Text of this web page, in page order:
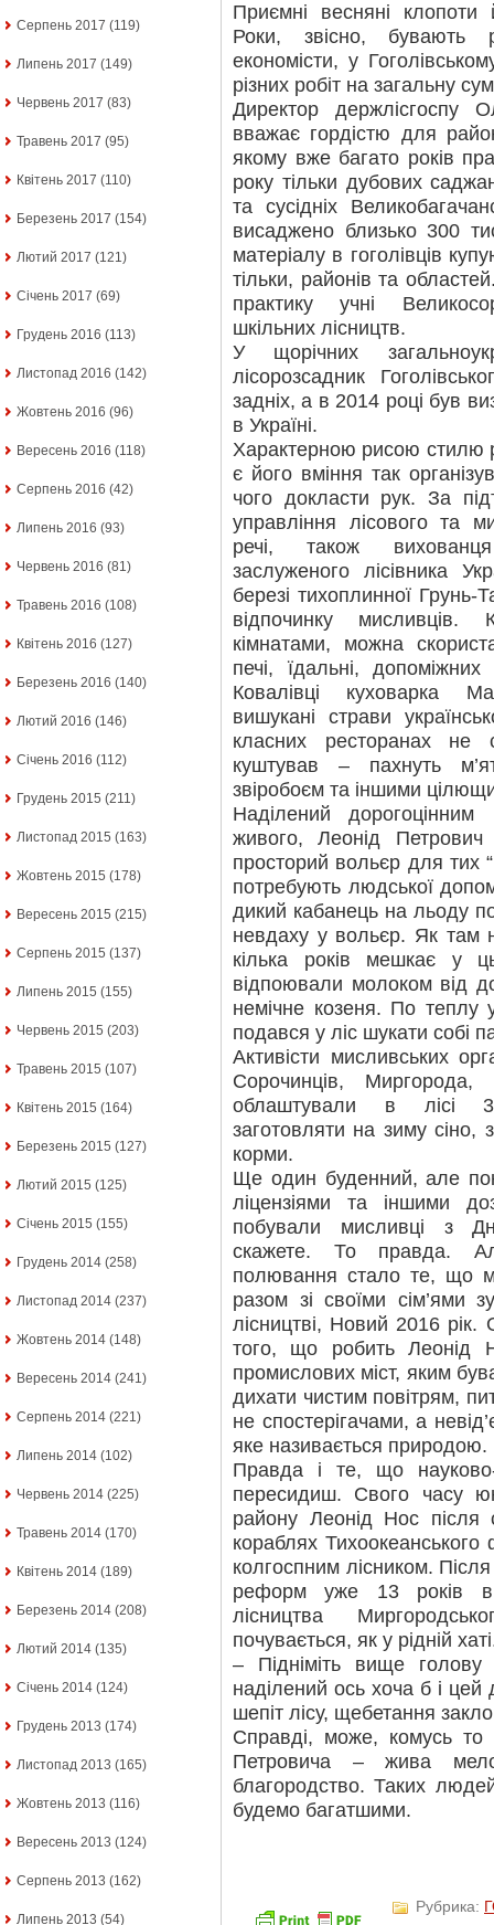
Серпень 2017 (119)
Липень 2017 (149)
Червень 2017 (83)
Травень 2017 (95)
Квітень 2017 (110)
Березень 2017 (154)
Лютий 2017 (121)
Січень 2017 (69)
Грудень 2016 (113)
Листопад 2016 (142)
Жовтень 2016 (96)
Вересень 2016 (118)
Серпень 2016 (42)
Липень 2016 (93)
Червень 2016 (81)
Травень 2016 (108)
Квітень 2016 (127)
Березень 2016 (140)
Лютий 2016 (146)
Січень 2016 (112)
Грудень 2015 (211)
Листопад 2015 (163)
Жовтень 2015 (178)
Вересень 2015 (215)
Серпень 2015 (137)
Липень 2015 (155)
Червень 2015 (203)
Травень 2015 (107)
Квітень 2015 (164)
Березень 2015 (127)
Лютий 2015 (125)
Січень 2015 (155)
Грудень 2014 (258)
Листопад 2014 (237)
Жовтень 2014 (148)
Вересень 2014 (241)
Серпень 2014 (221)
Липень 2014 (102)
Червень 2014 (225)
Травень 2014 (170)
Квітень 2014 (189)
Березень 2014 (208)
Лютий 2014 (135)
Січень 2014 (124)
Грудень 2013 (174)
Листопад 2013 (165)
Жовтень 2013 (116)
Вересень 2013 (124)
Серпень 2013 (162)
Липень 2013 (54)
Приємні весняні клопоти
Роки, звісно, бувають
економісти, у
різних робіт на загальну
Директор держлісгоспу
вважає гордістю для
якому вже багато років
року тільки дубових
та сусідніх
висаджено близько 300
матеріалу в гоголівців
тільки, районів та
практику учні
шкільних лісництв.
У щорічних
лісорозсадник
задніх, а в 2014 році був
в Україні.
Характерною рисою стилю
є його вміння так
чого докласти рук. За
управління лісового та
речі, також вихованця
заслуженого лісівника
березі тихоплинної Грунь-
відпочинку
кімнатами, можна
печі, їдальні,
Ковалівці куховарка
вишукані страви
класних ресторанах не
куштував – пахнуть
звіробоєм та іншими
Наділений
живого, Леонід
просторий вольєр для тих
потребують людської
дикий кабанець на льоду
невдаху у вольєр. Як там
кілька років мешкає у
відпоювали молоком від
немічне козеня. По теплу
подався у ліс шукати собі
Активісти мисливських
Сорочинців, Миргорода,
облаштували в лісі
заготовляти на зиму сіно,
корми.
Ще один буденний, але
ліцензіями та іншими
побували мисливці з
скажете. То правда.
полювання стало те, що
разом зі своїми сім’ями
лісництві, Новий 2016 рік.
того, що робить Леонід
промислових міст, яким
дихати чистим повітрям,
не спостерігачами, а
яке називається природою.
Правда і те, що науково-
пересидиш. Свого часу
району Леонід Нос після
кораблях
колгоспним лісником.
реформ уже 13 років
лісництва
почувається, як у рідній
– Підніміть вище
наділений ось хоча б і
шепіт лісу, щебетання
Справді, може, комусь то
Петровича – жива
благородство. Таких
будемо багатшими.
Рубрика: